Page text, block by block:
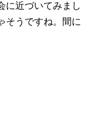
に近づいてみまし
そうですね。間に